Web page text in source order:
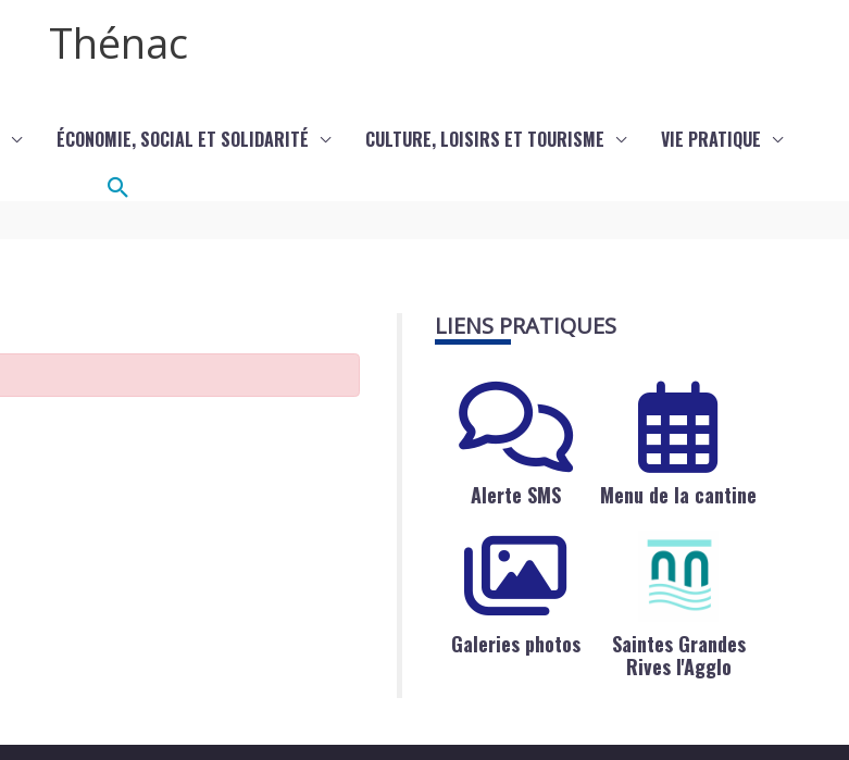
Thénac
ÉCONOMIE, SOCIAL ET SOLIDARITÉ CULTURE, LOISIRS ET TOURISME VIE PRATIQUE
Rechercher
LIENS PRATIQUES
Alerte SMS Menu de la cantine
Galeries photos
Saintes Grandes
Rives l'Agglo